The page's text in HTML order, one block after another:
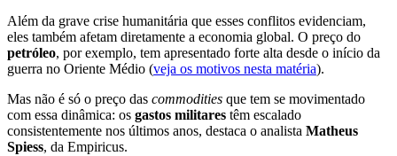
Além da grave crise humanitária que esses conflitos evidenciam,
eles também afetam diretamente a economia global. O preço do
petróleo, por exemplo, tem apresentado forte alta desde o início da
guerra no Oriente Médio (veja os motivos nesta matéria).
Mas não é só o preço das commodities que tem se movimentado
com essa dinâmica: os gastos militares têm escalado
consistentemente nos últimos anos, destaca o analista Matheus
Spiess, da Empiricus.